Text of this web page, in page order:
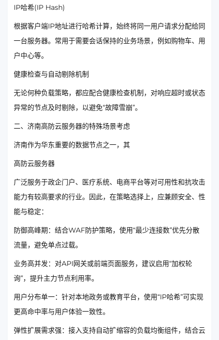
IP哈希(IP Hash)
根据客户端IP地址进行哈希计算，始终将同一用户请求分配给同
一台服务器。常用于需要会话保持的业务场景，例如购物车、用
户中心等。
健康检查与自动剔除机制
无论何种负载策略，都应配合健康检查机制，对响应超时或状态
异常的节点及时剔除，以避免“故障雪崩”。
二、济南高防云服务器的特殊场景考虑
济南作为华东重要的数据节点之一，其
高防云服务器
广泛服务于政企门户、医疗系统、电商平台等对可用性和抗攻击
能力有较高要求的行业。因此，在策略选择上，应兼顾安全、性
能与稳定：
防御高峰期：结合WAF防护策略，使用“最少连接数”优先分散
流量，避免单点过载。
业务高并发：对API网关或前端页面服务，建议启用“加权轮
询”，提升主力节点利用率。
用户分布单一：针对本地政务或教育平台，使用“IP哈希”可实现
更高命中率与用户体验一致性。
弹性扩展需求强：接入支持自动扩缩容的负载均衡组件，结合云